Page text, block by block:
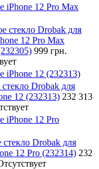
iPhone 12 Pro Max
стекло Drobak для
12 Pro Max
999 грн.
iPhone 12 (232313)
Drobak для
12 (232313) 232 313
iPhone 12 Pro
Drobak для
12 Pro (232314) 232